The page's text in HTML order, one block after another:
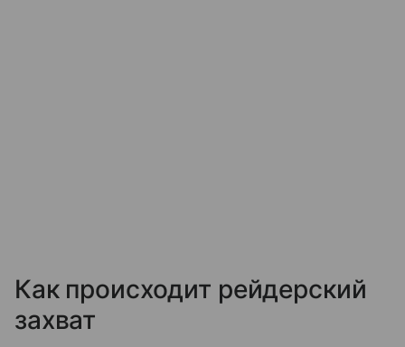
Как происходит рейдерский
захват